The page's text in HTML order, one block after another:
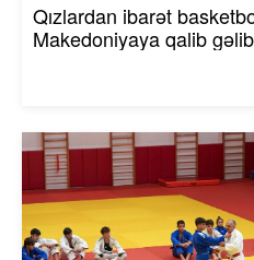
Qızlardan ibarət
Makedoniyaya qalib gəlib